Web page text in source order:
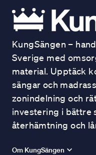
KungSängen –
Sverige med
material. Upptäck
sängar och
zonindelning och
investering i bättre
återhämtning och
Om KungSängen